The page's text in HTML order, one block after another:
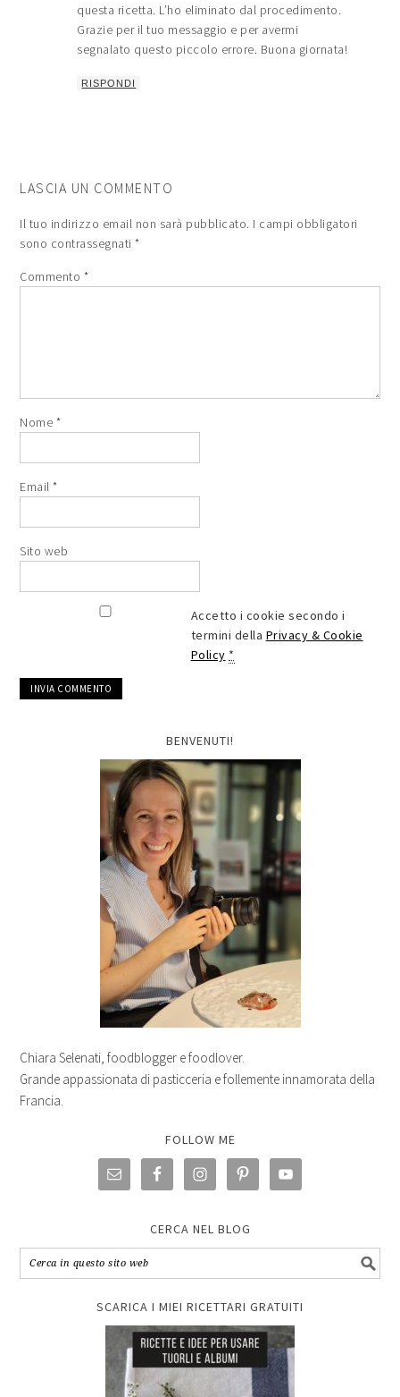
questa ricetta. L’ho eliminato dal procedimento.
Grazie per il tuo messaggio e per avermi
segnalato questo piccolo errore. Buona giornata!
RISPONDI
LASCIA UN COMMENTO
Il tuo indirizzo email non sarà pubblicato. I campi obbligatori
sono contrassegnati*
Commento *
Nome *
Email*
Sito web
Accetto i cookie secondo i
termini della Privacy & Cookie
Policy *
BENVENUTI!
Chiara Selenati, foodblogger e foodlover.
Grande appassionata di pasticceria e follemente innamorata della
Francia.
FOLLOW ME
CERCA NEL BLOG
SCARICA I MIEI RICETTARI GRATUITI